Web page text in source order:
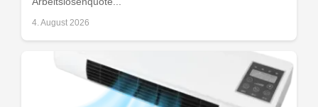
4. August 2026